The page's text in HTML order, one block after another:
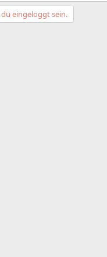
eingeloggt sein.